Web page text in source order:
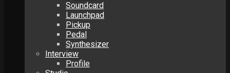
Soundcard
Launchpad
Pickup
Pedal
Synthesizer
Interview
Profile